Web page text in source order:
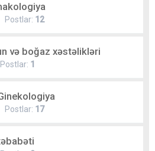
Postlar: 12
və boğaz xəstəlikləri
1
Postlar: 17